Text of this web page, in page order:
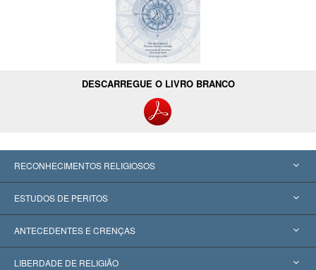
DESCARREGUE O LIVRO BRANCO
RECONHECIMENTOS RELIGIOSOS
Estados Unidos
Reconhecimentos Mundiais
Decisões Históricas
ESTUDOS DE PERITOS
Apreciações por Categoria
Os Peritos Mais Proeminentes do Mundo
ANTECEDENTES E CRENÇAS
L. Ron Hubbard
LIBERDADE DE RELIGIÃO